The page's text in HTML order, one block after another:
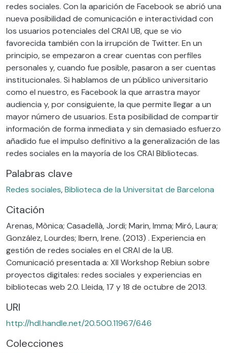
redes sociales. Con la aparición de Facebook se abrió una
nueva posibilidad de comunicación e interactividad con
los usuarios potenciales del CRAI UB, que se vio
favorecida también con la irrupción de Twitter. En un
principio, se empezaron a crear cuentas con perfiles
personales y, cuando fue posible, pasaron a ser cuentas
institucionales. Si hablamos de un público universitario
como el nuestro, es Facebook la que arrastra mayor
audiencia y, por consiguiente, la que permite llegar a un
mayor número de usuarios. Esta posibilidad de compartir
información de forma inmediata y sin demasiado esfuerzo
añadido fue el impulso definitivo a la generalización de las
redes sociales en la mayoría de los CRAI Bibliotecas.
Palabras clave
Redes sociales,Biblioteca de la Universitat de Barcelona
Citación
Arenas, Mònica; Casadellà, Jordi; Marin, Imma; Miró, Laura;
González, Lourdes; Ibern, Irene. (2013) . Experiencia en
gestión de redes sociales en el CRAI de la UB.
Comunicació presentada a: XII Workshop Rebiun sobre
proyectos digitales: redes sociales y experiencias en
bibliotecas web 2.0. Lleida, 17 y 18 de octubre de 2013.
URI
http://hdl.handle.net/20.500.11967/646
Colecciones